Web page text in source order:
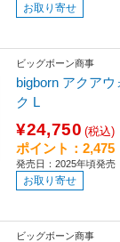
お取り寄せ
ビッグボーン商事
bigborn アクア
ク L
¥24,750 (税込)
ポイント：2,475
発売日：2025年頃発売
お取り寄せ
ビッグボーン商事